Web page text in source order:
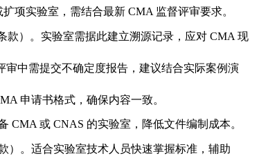
项实验室，需结合最新 CMA 监督评审要求。
款）。实验室需据此建立溯源记录，应对 CMA 现
中需提交不确定度报告，建议结合实际案例演
申请书格式，确保内容一致。
CMA 或 CNAS 的实验室，降低文件编制成本。
）。适合实验室技术人员快速掌握标准，辅助